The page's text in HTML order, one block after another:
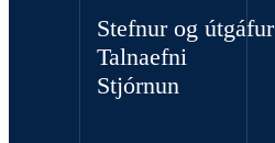
Stefnur og útgáfur
Talnaefni
Stjórnun